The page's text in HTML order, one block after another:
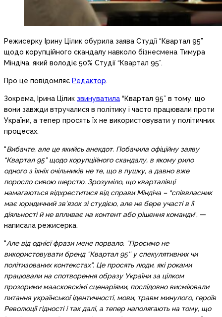
Режисерку Ірину Цілик обурила заява Студії “Квартал 95”
щодо корупційного скандалу навколо бізнесмена Тимура
Міндіча, який володіє 50% Студії “Квартал 95”.
Про це повідомляє Редактор.
Зокрема, Ірина Цілик звинуватила “Квартал 95” в тому, що
вони завжди втручалися в політику і часто працювали проти
України, а тепер просять їх не використовувати у політичних
процесах.
“Вибачте, але це якийсь анекдот. Побачила офіційну заяву
“Квартал 95” щодо корупційного скандалу, в якому рило
одного з їхніх очільників не те, що в пушку, а давно вже
поросло сивою шерстю. Зрозуміло, що кварталівці
намагаються відхреститися від справи Міндіча – “співвласник
має юридичний зв’язок зі студією, але не бере участі в її
діяльності й не впливає на контент або рішення команди“, —
написала режисерка.
“Але від однієї фрази мене порвало. “Просимо не
використовувати бренд “Квартал 95″ у спекулятивних чи
політизованих контекстах”. Це просять люди, які роками
працювали на спотворення образу України за цілком
прозорими маасковскімі сценаріями, послідовно висміювали
питання української ідентичності, мови, травм минулого, героїв
Революції гідності і так далі, а тепер наполягають на тому, що